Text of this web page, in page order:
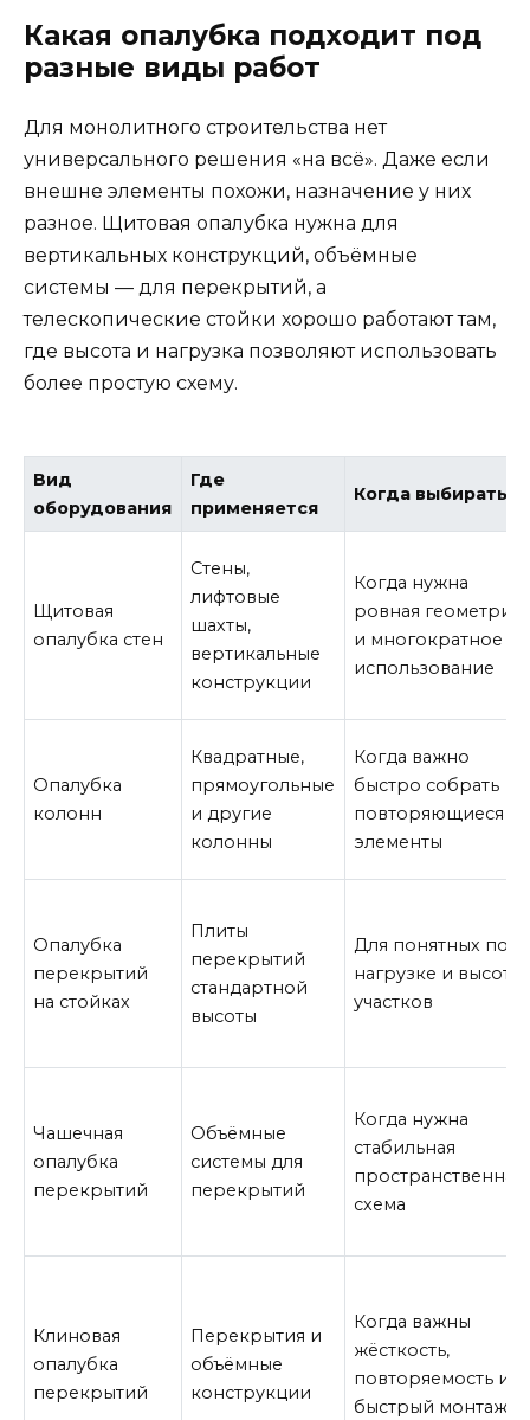
Какая опалубка подходит под
разные виды работ
Для монолитного строительства нет
универсального решения «на всё». Даже если
внешне элементы похожи, назначение у них
разное. Щитовая опалубка нужна для
вертикальных конструкций, объёмные
системы — для перекрытий, а
телескопические стойки хорошо работают там,
где высота и нагрузка позволяют использовать
более простую схему.
Вид
оборудования
Где
применяется
Когда выбирать
Щитовая
опалубка стен
Стены,
лифтовые
шахты,
вертикальные
конструкции
Когда нужна
ровная геометрия
и многократное
использование
Опалубка
колонн
Квадратные,
прямоугольные
и другие
колонны
Когда важно
быстро собрать
повторяющиеся
элементы
Опалубка
перекрытий
на стойках
Плиты
перекрытий
стандартной
высоты
Для понятных по
нагрузке и высоте
участков
Чашечная
опалубка
перекрытий
Объёмные
системы для
перекрытий
Когда нужна
стабильная
пространственная
схема
Клиновая
опалубка
перекрытий
Перекрытия и
объёмные
конструкции
Когда важны
жёсткость,
повторяемость и
быстрый монтаж